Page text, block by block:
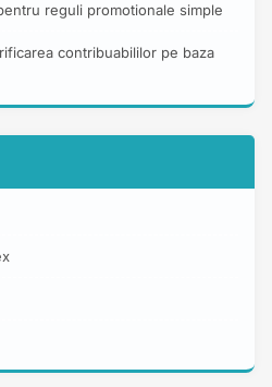
reguli promotionale simple
contribuabililor pe baza